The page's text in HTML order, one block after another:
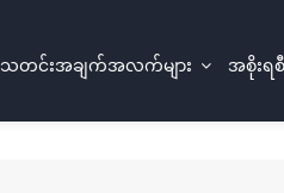
သတင်းအချက်အလက်များ အစိုးရစီ